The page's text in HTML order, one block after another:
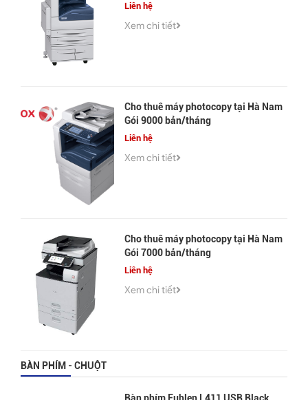
Liên hệ
Xem chi tiết
Cho thuê máy photocopy tại Hà Nam
Gói 9000 bản/tháng
Liên hệ
Xem chi tiết
Cho thuê máy photocopy tại Hà Nam
Gói 7000 bản/tháng
Liên hệ
Xem chi tiết
BÀN PHÍM - CHUỘT